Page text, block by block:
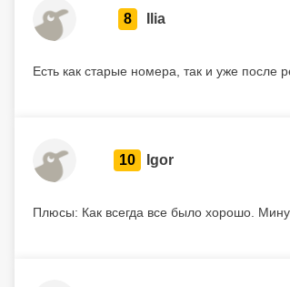
8 Ilia
Есть как старые номера, так и уже после
10 Igor
Плюсы: Как всегда все было хорошо.